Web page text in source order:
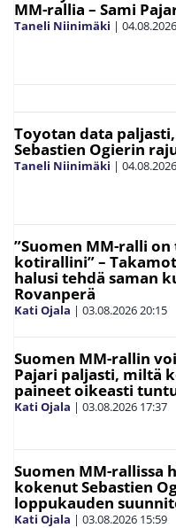
MM-rallia – Sami
Taneli Niinimäki | 04.08.2026
Toyotan data
Sebastien Ogierin
Taneli Niinimäki | 04.08.2026
”Suomen MM-ralli
kotirallini” –
halusi tehdä saman
Rovanperä
Kati Ojala | 03.08.202620:15
Suomen MM-rallin
Pajari paljasti, miltä
paineet oikeasti
Kati Ojala | 03.08.2026 17:37
Suomen MM-rallissa
kokenut Sebastien
loppukauden
Kati Ojala | 03.08.2026 15:59